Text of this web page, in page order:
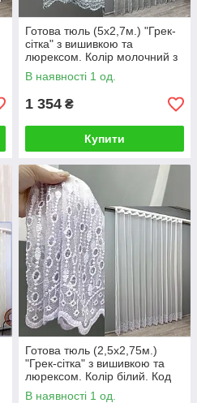
Готова тюль (5х2,7м.) "Грек-
сітка" з вишивкою та
люрексом. Колір молочний з
сіро-блакитним. Код 1657т
42-1116
В наявності 1 од.
1 354 ₴
Купити
Готова тюль (2,5х2,75м.)
"Грек-сітка" з вишивкою та
люрексом. Колір білий. Код
1818т 40-993
В наявності 1 од.